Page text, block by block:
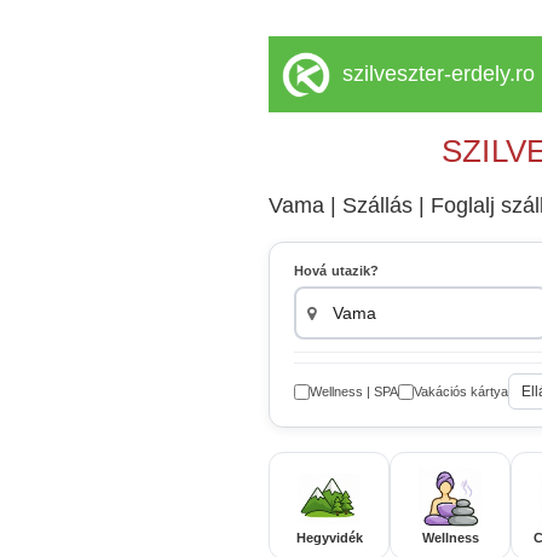
szilveszter-erdely.ro
Vama | Szállás | Foglalj
Hová utazik?
Wellness | SPA Vakációs kártya
Hegyvidék Wellness